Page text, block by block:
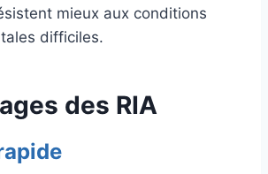
mieux aux conditions
difficiles.
des RIA